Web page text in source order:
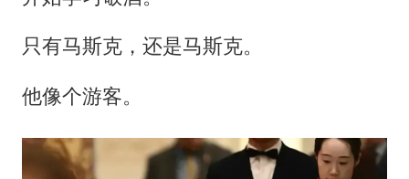
只有马斯克，还是马斯克。
他像个游客。